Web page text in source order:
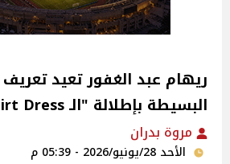
ريهام عبد الغفور تعيد تعريف
البسيطة بإطلالة "الـ Shirt Dress"
مروة بدران
الأحد 28/يونيو/2026 - 05:39 م